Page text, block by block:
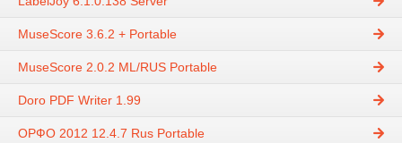
MuseScore 3.6.2 + Portable
MuseScore 2.0.2 ML/RUS Portable
Doro PDF Writer 1.99
ОРФО 2012 12.4.7 Rus Portable